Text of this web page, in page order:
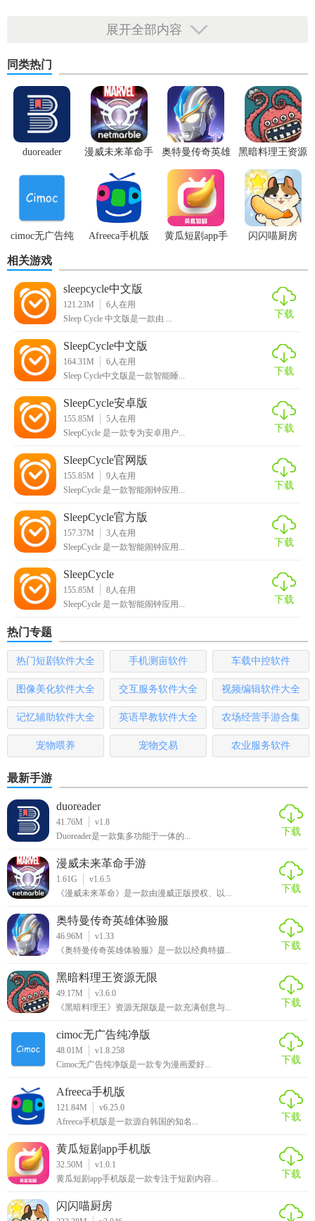
2. 环境准备：为了获得更好的睡眠质量分析，建议将手机放
安静。
3. 长期跟踪：连续使用几周或更长时间，以便获取更准确的
个人睡眠模式分析。
4. 睡前准备：在睡前避免使用电子设备，以减少蓝光对睡眠
的干扰。
【sleepcycle中文版亮点】
1. 智能闹钟：根据用户的睡眠周期调整闹钟时间，让您在最
佳状态下醒来。
2. 详细报告：提供每日及每周的睡眠报告，包括深度睡眠时
3. 习惯追踪：跟踪并显示您的睡眠质量变化趋势，帮助您了
解如何改善睡眠质量。
4. 放松音乐：提供多种放松音乐和白噪音，帮助您更好地入
睡。
5. 个性化设置：允许用户自定义闹钟音量、音乐等，以适应
个人偏好。
1. 安装与启动：下载并安装Sleep Cycle应用，按照提示完成初
始化设置。
2. 设置闹钟：根据您的日常起床时间设置闹钟，并选择您喜
欢的唤醒音乐。
3. 开始记录：在睡觉前开启应用，让应用记录您的睡眠声音
和动作。
4. 查看报告：第二天醒来后，查看昨晚的睡眠报告，了解您
的睡眠质量及推荐起床时间。
【sleepcycle中文版点评】
Sleep Cycle中文版是一款非常实用的睡眠管理与分析工具，它
通过智能算法帮助用户优化睡眠周期，提高睡眠质量。其详
细的分析报告和个性化的设置选项，使得用户能够更全面地
了解自己的睡眠状况，并采取相应的措施来改善睡眠质量。
对于希望改善睡眠习惯、提升日间精力的用户来说，这款应
展开全部内容
同类热门
duoreader
漫威未来革命手
奥特曼传奇英雄
体验服
黑暗料理王资源
无限
cimoc无广告纯
净版
Afreeca手机版
黄瓜短剧app手
闪闪喵厨房
相关游戏
sleepcycle中文版
121.23M 6人在用
Sleep Cycle 中文版是一款由 ...
下载
SleepCycle中文版
164.31M 6人在用
Sleep Cycle中文版是一款智能睡...
下载
SleepCycle安卓版
155.85M 5人在用
SleepCycle 是一款专为安卓用户...
下载
SleepCycle官网版
155.85M 9人在用
SleepCycle 是一款智能闹钟应用...
下载
SleepCycle官方版
157.37M 3人在用
SleepCycle 是一款智能闹钟应用...
下载
SleepCycle
155.85M 8人在用
SleepCycle 是一款智能闹钟应用...
下载
热门专题
热门短剧软件大全 手机测亩软件 车载中控软件
图像美化软件大全 交互服务软件大全 视频编辑软件大全
记忆辅助软件大全 英语早教软件大全 农场经营手游合集
宠物喂养 宠物交易 农业服务软件
最新手游
duoreader
41.76M
v1.8
Duoreader是一款集多功能于一体的...
下载
漫威未来革命手游
1.61G
v1.6.5
《漫威未来革命》是一款由漫威正版授权、以...
下载
奥特曼传奇英雄体验服
46.96M
v1.33
《奥特曼传奇英雄体验服》是一款以经典特摄...
下载
黑暗料理王资源无限
49.17M
v3.6.0
《黑暗料理王》资源无限版是一款充满创意与...
下载
cimoc无广告纯净版
48.01M
v1.8.258
Cimoc无广告纯净版是一款专为漫画爱好...
下载
Afreeca手机版
121.84M
v6.25.0
Afreeca手机版是一款源自韩国的知名...
下载
黄瓜短剧app手机版
32.50M
v1.0.1
黄瓜短剧app手机版是一款专注于短剧内容...
下载
闪闪喵厨房